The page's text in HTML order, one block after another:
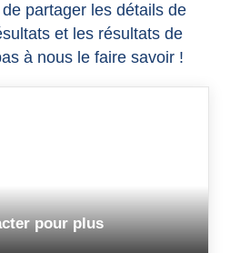
partager les détails de
et les résultats de
à nous le faire savoir !
pour plus